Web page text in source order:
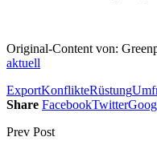
Original-Content von:
aktuell
ExportKonflikteRüstung
Share FacebookTwitter
Prev Post